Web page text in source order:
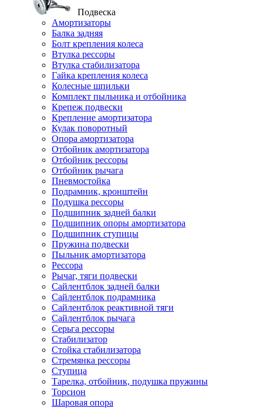
Подвеска
Амортизаторы
Балка задняя
Болт крепления колеса
Втулка рессоры
Втулка стабилизатора
Гайка крепления колеса
Колесные шпильки
Комплект пыльника и отбойника
Крепеж подвески
Крепление амортизатора
Кулак поворотный
Опора амортизатора
Отбойник амортизатора
Отбойник рессоры
Отбойник рычага
Пневмостойка
Подрамник, кронштейн
Подушка рессоры
Подшипник задней балки
Подшипник опоры амортизатора
Подшипник ступицы
Пружина подвески
Пыльник амортизатора
Рессора
Рычаг, тяги подвески
Сайлентблок задней балки
Сайлентблок подрамника
Сайлентблок реактивной тяги
Сайлентблок рычага
Серьга рессоры
Стабилизатор
Стойка стабилизатора
Стремянка рессоры
Ступица
Тарелка, отбойник, подушка пружины
Торсион
Шаровая опора